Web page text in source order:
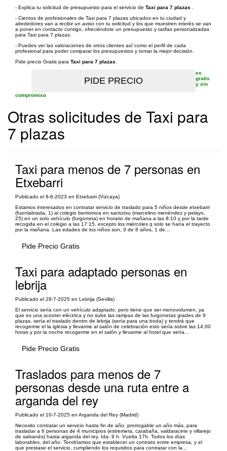
- Explica tu solicitud de presupuesto para el servicio de Taxi para 7 plazas
- Cientos de profesionales de Taxi para 7 plazas ubicados en tu ciudad y
alrededores van a recibir un aviso con tu solicitud y los que muestren interés se van
a poner en contacto contigo, ofreciéndote un presupuesto y tarifas personalizadas
para Taxi para 7 plazas.
- Puedes ver las valoraciones de otros clientes así como el perfil de cada
profesional para poder comparar los presupuestos y tomar la mejor decisión.
Pide precio Gratis para Taxi para 7 plazas
es
gratis
y sin
compromiso
Otras solicitudes de Taxi para
7 plazas
Taxi para menos de 7 personas en
Etxebarri
Publicado el 8-6-2023 en Etxebarri (Vizcaya)
Estamos interesados en contratar servicio de traslado para 5 niños desde etxebarri
(fuenlabrada, 1) al colegio berriotxoa en santutxu (marcelino menéndez y pelayo,
25) en un solo vehículo (furgoneta) en horario de mañana a las 8:10 y por la tarde
recogida en el colegio a las 17:15, excepto los miércoles q solo se haría el trayecto
por la mañana. Las edades de los niños son, 3 de 8 años, 1 de...
Pide Precio Gratis
Taxi para adaptado personas en
lebrija
Publicado el 28-7-2025 en Lebrija (Sevilla)
El servicio sería con un vehículo adaptado, pero tiene que ser monovolumen, ya
que es una scooter eléctrica y no sube las rampas de las furgonetas grades de 9
plazas, sería el traslado dentro de lebrija (sería para una boda) y tendrá que
recogerme el la iglesia y llevarme al salón de celebración esto sería sobre las 14,00
horas y por la noche recogerme en el salón y llevarme al hotel que sería...
Pide Precio Gratis
Traslados para menos de 7
personas desde una ruta entre a
arganda del rey
Publicado el 10-7-2025 en Arganda del Rey (Madrid)
Necesito contratar un servicio hasta fin de año, prorrogable un año más, para
trasladar a 6 personas de 4 municipios (estremera, carabaña, valdaracete y villarejo
de salvanés) hasta arganda del rey. Ida: 9 h. Vuelta 17h. Todos los días
laborables, del año. Tendríamos que establecer un contrato entre empresa, y el
que prestase el servicio, cumpliendo los requisitos para contratar con la...